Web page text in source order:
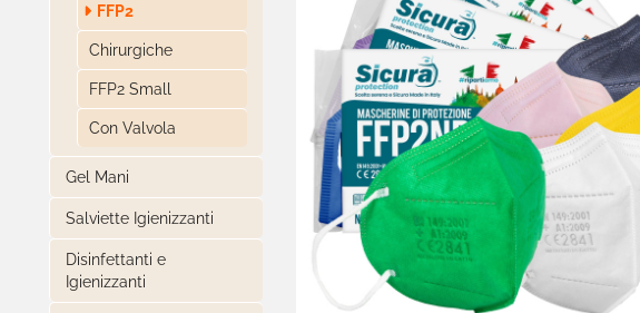
FFP2
Chirurgiche
FFP2 Small
Con Valvola
Gel Mani
Salviette Igienizzanti
Disinfettanti e
Igienizzanti